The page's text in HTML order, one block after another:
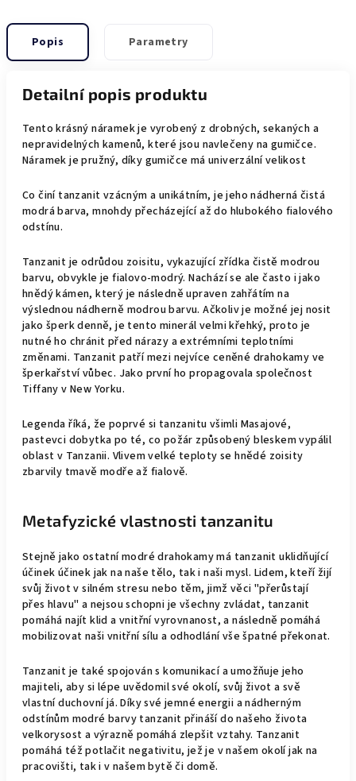
Popis Parametry
Detailní popis produktu
Tento krásný náramek je vyrobený z drobných, sekaných a
nepravidelných kamenů, které jsou navlečeny na gumičce.
Náramek je pružný, díky gumičce má univerzální velikost
Co činí tanzanit vzácným a unikátním, je jeho nádherná čistá
modrá barva, mnohdy přecházející až do hlubokého fialového
odstínu.
Tanzanit je odrůdou zoisitu, vykazující zřídka čistě modrou
barvu, obvykle je fialovo-modrý. Nachází se ale často i jako
hnědý kámen, který je následně upraven zahřátím na
výslednou nádherně modrou barvu. Ačkoliv je možné jej nosit
jako šperk denně, je tento minerál velmi křehký, proto je
nutné ho chránit před nárazy a extrémními teplotními
změnami. Tanzanit patří mezi nejvíce ceněné drahokamy ve
šperkařství vůbec. Jako první ho propagovala společnost
Tiffany v New Yorku.
Legenda říká, že poprvé si tanzanitu všimli Masajové,
pastevci dobytka po té, co požár způsobený bleskem vypálil
oblast v Tanzanii. Vlivem velké teploty se hnědé zoisity
zbarvily tmavě modře až fialově.
Metafyzické vlastnosti tanzanitu
Stejně jako ostatní modré drahokamy má tanzanit uklidňující
účinek účinek jak na naše tělo, tak i naši mysl. Lidem, kteří žijí
svůj život v silném stresu nebo těm, jimž věci "přerůstají
přes hlavu" a nejsou schopni je všechny zvládat, tanzanit
pomáhá najít klid a vnitřní vyrovnanost, a následně pomáhá
mobilizovat naši vnitřní sílu a odhodlání vše špatné překonat.
Tanzanit je také spojován s komunikací a umožňuje jeho
majiteli, aby si lépe uvědomil své okolí, svůj život a svě
vlastní duchovní já. Díky své jemné energii a nádherným
odstínům modré barvy tanzanit přináší do našeho života
velkorysost a výrazně pomáhá zlepšit vztahy. Tanzanit
pomáhá též potlačit negativitu, jež je v našem okolí jak na
pracovišti, tak i v našem bytě či domě.